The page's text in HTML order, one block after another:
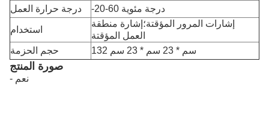
درجة حرارة العمل -20-60 درجة مئوية
استخدام
إشارات المرور المؤقتة؛إشارة منطقة
العمل المؤقتة
حجم الحزمة
132 سم * 23 سم * 23 سم
صورة المنتج
- نعم